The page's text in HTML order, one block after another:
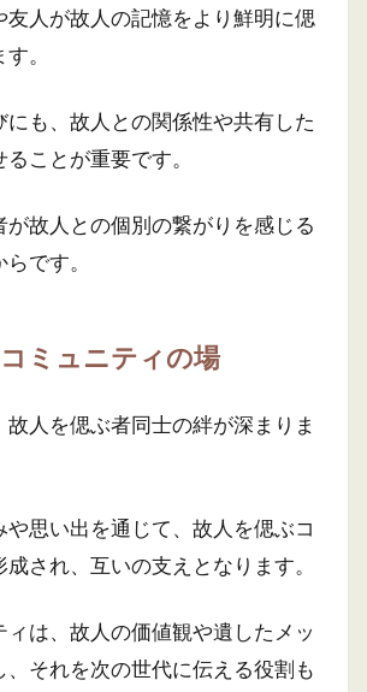
友人が故人の記憶をより鮮明に偲
。
にも、故人との関係性や共有した
ことが重要です。
が故人との個別の繋がりを感じる
です。
ミュニティの場
故人を偲ぶ者同士の絆が深まりま
思い出を通じて、故人を偲ぶコ
成され、互いの支えとなります。
ィは、故人の価値観や遺したメッ
、それを次の世代に伝える役割も